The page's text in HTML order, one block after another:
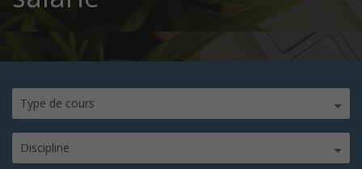
Type de cours
Discipline